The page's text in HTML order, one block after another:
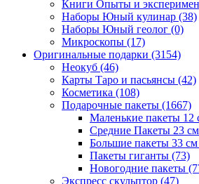
Книги Опыты и
Наборы Юный кулинар (38)
Наборы Юный геолог (0)
Микроскопы (17)
Оригинальные подарки (3154)
Неокуб (46)
Карты Таро и пасьянсы (42)
Косметика (108)
Подарочные пакеты (1667)
Маленькие пакеты 12
Средние Пакеты 23
Большие пакеты 33
Пакеты гиганты (73)
Новогодние пакеты
Экспресс скульптор (47)